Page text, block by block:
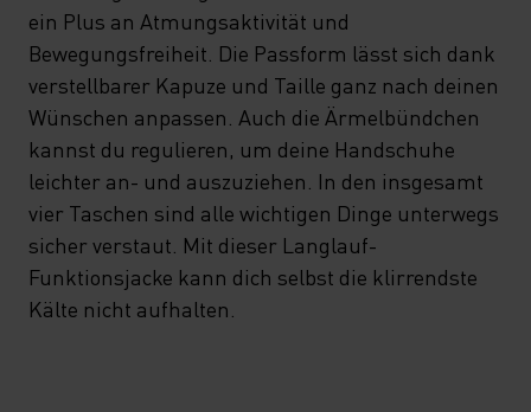
ein Plus an Atmungsaktivität und
Bewegungsfreiheit. Die Passform lässt sich dank
verstellbarer Kapuze und Taille ganz nach deinen
Wünschen anpassen. Auch die Ärmelbündchen
kannst du regulieren, um deine Handschuhe
leichter an- und auszuziehen. In den insgesamt
vier Taschen sind alle wichtigen Dinge unterwegs
sicher verstaut. Mit dieser Langlauf-
Funktionsjacke kann dich selbst die klirrendste
Kälte nicht aufhalten.